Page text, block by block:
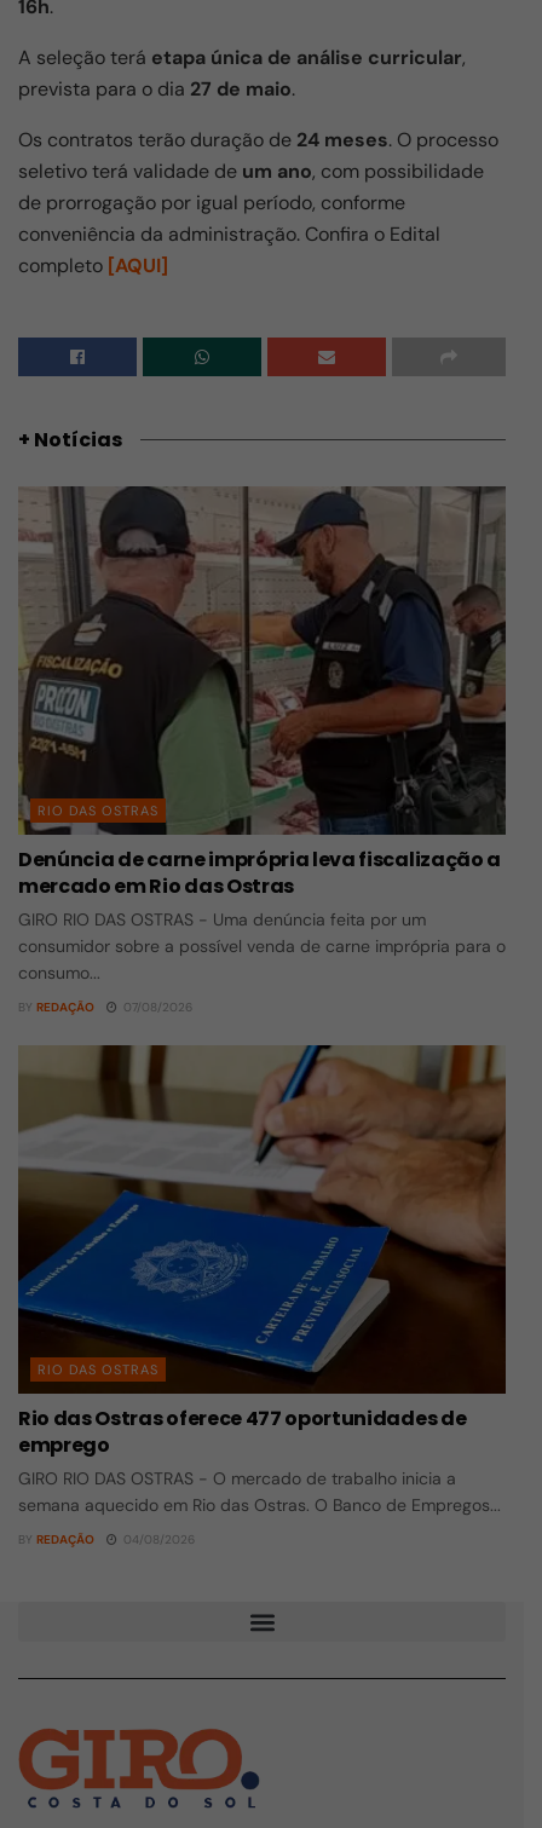
16h.
A seleção terá etapa única de análise curricular,
prevista para o dia 27 de maio.
Os contratos terão duração de 24 meses. O processo
seletivo terá validade de um ano, com possibilidade
de prorrogação por igual período, conforme
conveniência da administração. Confira o Edital
completo [AQUI]
+ Notícias
RIO DAS OSTRAS
Denúncia de carne imprópria leva fiscalização a
mercado em Rio das Ostras
GIRO RIO DAS OSTRAS - Uma denúncia feita por um
consumidor sobre a possível venda de carne imprópria para o
consumo...
BY REDAÇÃO 07/08/2026
RIO DAS OSTRAS
Rio das Ostras oferece 477 oportunidades de
emprego
GIRO RIO DAS OSTRAS - O mercado de trabalho inicia a
semana aquecido em Rio das Ostras. O Banco de Empregos...
BY REDAÇÃO 04/08/2026